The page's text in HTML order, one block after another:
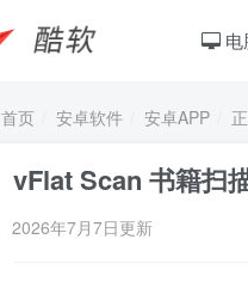
电
首页 安卓软件 安卓APP
vFlat Scan 书籍扫
2026年7月7日更新